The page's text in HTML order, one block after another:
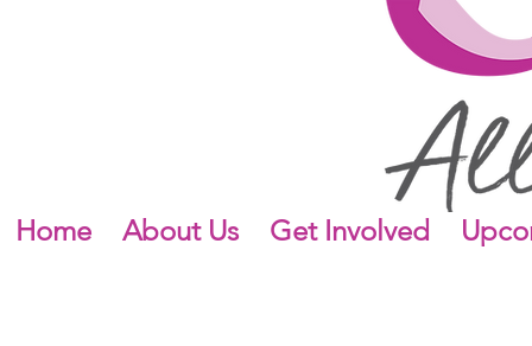
Home About Us Get Involved